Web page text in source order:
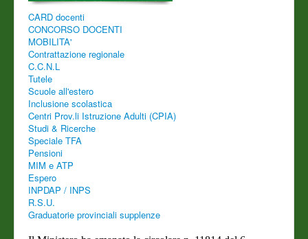
CARD docenti
CONCORSO DOCENTI
MOBILITA'
Contrattazione regionale
C.C.N.L
Tutele
Scuole all'estero
Inclusione scolastica
Centri Prov.li Istruzione Adulti (CPIA)
Studi & Ricerche
Speciale TFA
Pensioni
MIM e ATP
Espero
INPDAP / INPS
R.S.U.
Graduatorie provinciali supplenze